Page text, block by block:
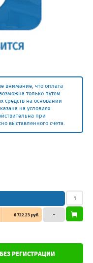
внимание, что оплата
только путем
средств на основании
на условиях
при
выставленного счета.
6 722.23 руб. –
РЕГИСТРАЦИИ